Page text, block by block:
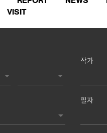
VISIT
작가
필자